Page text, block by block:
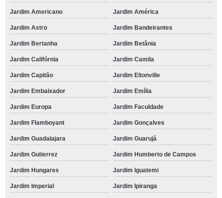
Jardim Americano Jardim América
Jardim Astro Jardim Bandeirantes
Jardim Bertanha Jardim Betânia
Jardim Califórnia Jardim Camila
Jardim Capitão Jardim Eltonville
Jardim Embaixador Jardim Emília
Jardim Europa Jardim Faculdade
Jardim Flamboyant Jardim Gonçalves
Jardim Guadalajara Jardim Guarujá
Jardim Gutierrez Jardim Humberto de Campos
Jardim Hungares Jardim Iguatemi
Jardim Imperial Jardim Ipiranga